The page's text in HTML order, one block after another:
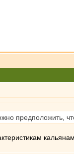
предположить,